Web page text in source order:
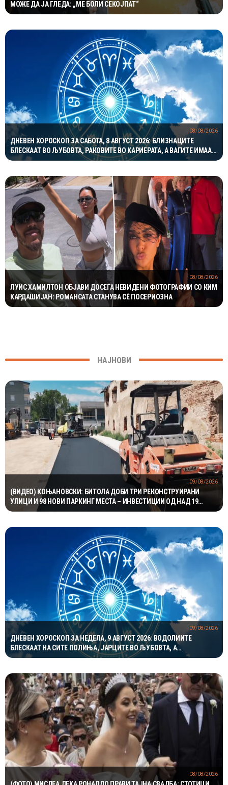
МОЖЕ ДА ЈА ГЛЕДА: „МЕ БОЛИ СЕКОЈПАТ“
ДНЕВЕН ХОРОСКОП ЗА САБОТА, 8 АВГУСТ 2026: БЛИЗНАЦИТЕ
БЛЕСКААТ ВО ЉУБОВТА, РАКОВИТЕ ВО КАРИЕРАТА, А ВАГИТЕ ИМААТ
ОДЛИЧЕН ДЕН ЗА ХАРМОНИЈА
08/08/2026
ЛУИС ХАМИЛТОН ОБЈАВИ ДОСЕГА НЕВИДЕНИ ФОТОГРАФИИ СО КИМ
КАРДАШИЈАН: РОМАНСАТА СТАНУВА СÈ ПОСЕРИОЗНА
08/08/2026
НАЈНОВИ
(ВИДЕО) КОЊАНОВСКИ: БИТОЛА ДОБИ ТРИ РЕКОНСТРУИРАНИ
УЛИЦИ И 98 НОВИ ПАРКИНГ МЕСТА – ИНВЕСТИЦИИ ОД НАД 19
МИЛИОНИ ДЕНАРИ
09/08/2026
ДНЕВЕН ХОРОСКОП ЗА НЕДЕЛА, 9 АВГУСТ 2026: ВОДОЛИИТЕ
БЛЕСКААТ НА СИТЕ ПОЛИЊА, ЈАРЦИТЕ ВО ЉУБОВТА, А
БЛИЗНАЦИТЕ ВО КАРИЕРАТА
09/08/2026
08/08/2026